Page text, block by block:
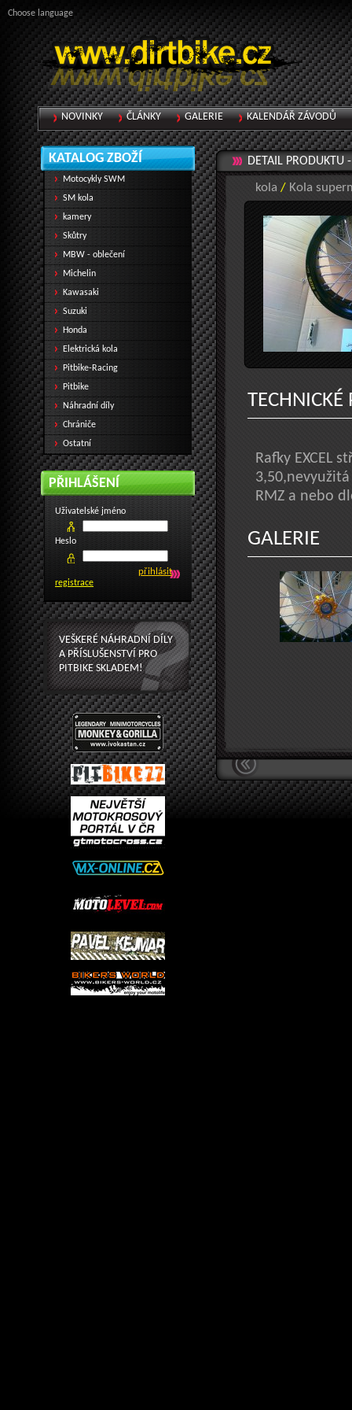
DETAIL PRODUKTU
kola / Kola
TECHNICKÉ
Rafky EXCEL
RMZ a nebo
GALERIE
KATALOG ZBOŽÍ
Motocykly SWM
SM kola
kamery
Skůtry
MBW - oblečení
Michelin
Kawasaki
Suzuki
Honda
Elektrická kola
Pitbike-Racing
Pitbike
Náhradní díly
Chrániče
Ostatní
PŘIHLÁŠENÍ
Uživatelské jméno
Heslo
registrace
VEŠKERÉ NÁHRADNÍ DÍLY
A PŘÍSLUŠENSTVÍ PRO
PITBIKE SKLADEM!
NOVINKY ČLÁNKY GALERIE KALENDÁŘ ZÁVODŮ
Choose language